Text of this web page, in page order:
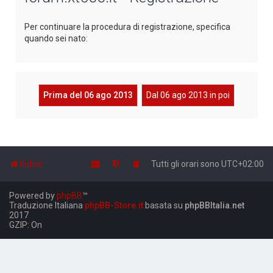
Per continuare la procedura di registrazione, specifica
quando sei nato:
Prima del 06 ago 2013 Dal 06 ago 2013 in poi
Indice Tutti gli orari sono UTC+02:00
Powered byphpBB™
Traduzione Italiana phpBB-Store.it basata su phpBBItalia.net
2017
GZIP: On